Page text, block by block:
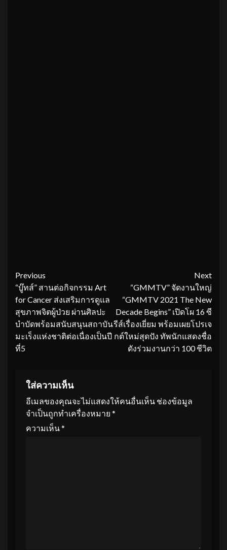
Continue
Reading
Previous
“บู๊ทส์” สานต่อกิจกรรม Art
for Cancer ส่งเสริมการดูแล
สุขภาพจิตผู้ป่วย ผ่านศิลปะ
บำบัดพร้อมสนับสนุนสถาบัน
มะเร็งแห่งชาติต่อเนื่องเป็นปี
ที่5
Next
“GMMTV” จัดงานใหญ่
“GMMTV 2021 The New
Decade Begins” เปิดโผ 16 ซี
รีส์เรื่องเยี่ยม พร้อมเผยโปรเจ
กต์ใหม่สุดปัง ทัพนักแสดงชื่อ
ดังร่วมงานกว่า 100 ชีวิต
ใส่ความเห็น
อีเมลของคุณจะไม่แสดงให้คนอื่นเห็น ช่องข้อมูล
จำเป็นถูกทำเครื่องหมาย *
ความเห็น*